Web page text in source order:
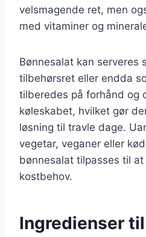
velsmagende ret, men
med vitaminer og
Bønnesalat kan serveres
tilbehørsret eller endda
tilberedes på forhånd og
køleskabet, hvilket gør
løsning til travle dage.
vegetar, veganer eller
bønnesalat tilpasses til
kostbehov.
Ingredienser